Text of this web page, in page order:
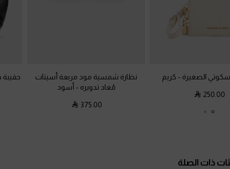
الصغيرة - كريم
250.00
نظارة شمسية مود مربعة أسيتات
مُعاد تدويره - أسود
375.00
ذات الصلة